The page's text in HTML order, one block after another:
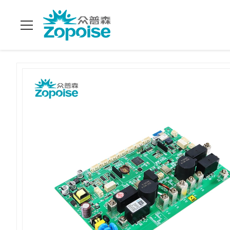
Casa produtos >
Soluções de carregamento
SKD CKD EV